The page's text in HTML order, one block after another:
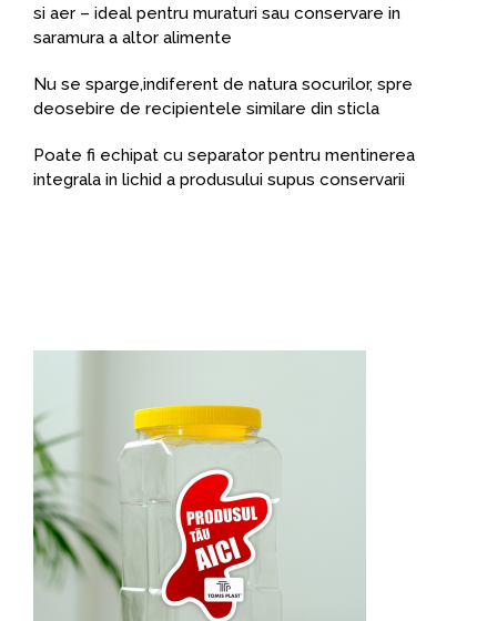
si aer – ideal pentru muraturi sau conservare in
saramura a altor alimente
Nu se sparge,indiferent de natura socurilor, spre
deosebire de recipientele similare din sticla
Poate fi echipat cu separator pentru mentinerea
integrala in lichid a produsului supus conservarii